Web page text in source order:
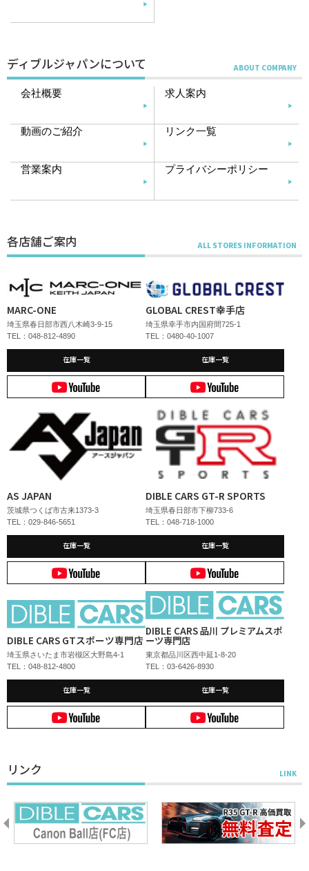
ディブルジャパンについて
会社概要 求人案内
動画のご紹介 リンク一覧
営業案内 プライバシーポリシー
各店舗ご案内
MARC-ONE
埼玉県春日部市西八木崎3-9-15
TEL：048-812-4890
在庫一覧
GLOBAL CREST幸手店
埼玉県幸手市内国府間725-1
TEL：0480-40-1007
在庫一覧
AS JAPAN
茨城県つくば市古来1373-3
TEL：029-846-5651
在庫一覧
DIBLE CARS GT-R SPORTS
埼玉県春日部市下柳733-6
TEL：048-718-1000
在庫一覧
DIBLE CARS GTスポーツ専門店
埼玉県さいたま市岩槻区大野島4-1
TEL：048-812-4800
在庫一覧
DIBLE CARS 品川 プレミアムスポ
ーツ専門店
東京都品川区西中延1-8-20
TEL：03-6426-8930
在庫一覧
リンク